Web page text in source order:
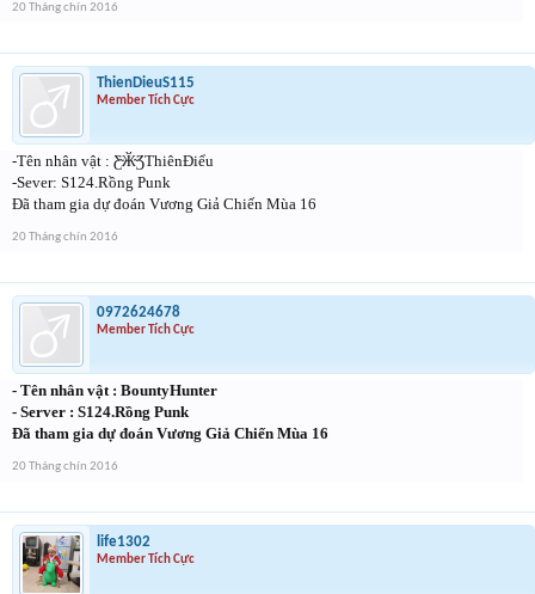
20 Tháng chín 2016
ThienDieuS115
Member Tích Cực
-Tên nhân vật : Ƹ̴Ӂ̴ƷThiênĐiểu
-Sever: S124.Rồng Punk
Đã tham gia dự đoán Vương Giả Chiến Mùa 16
20 Tháng chín 2016
0972624678
Member Tích Cực
- Tên nhân vật : BountyHunter
- Server : S124.Rồng Punk
Đã tham gia dự đoán Vương Giả Chiến Mùa 16
20 Tháng chín 2016
life1302
Member Tích Cực